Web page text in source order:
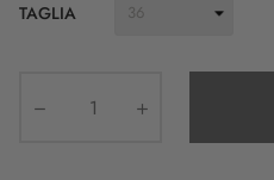
TAGLIA